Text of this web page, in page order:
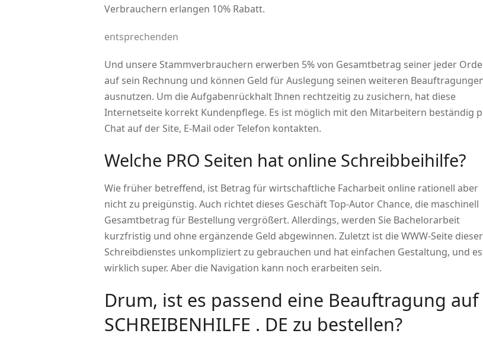
Verbrauchern erlangen 10% Rabatt.
entsprechenden
Und unsere Stammverbrauchern erwerben 5% von Gesamtbetrag seiner jeder
auf sein Rechnung und können Geld für Auslegung seinen weiteren
ausnutzen. Um die Aufgabenrückhalt Ihnen rechtzeitig zu zusichern, hat diese
Internetseite korrekt Kundenpflege. Es ist möglich mit den Mitarbeitern beständig
Chat auf der Site, E-Mail oder Telefon kontakten.
Welche PRO Seiten hat online Schreibbeihilfe?
Wie früher betreffend, ist Betrag für wirtschaftliche Facharbeit online rationell aber
nicht zu preigünstig. Auch richtet dieses Geschäft Top-Autor Chance, die maschinell
Gesamtbetrag für Bestellung vergrößert. Allerdings, werden Sie Bachelorarbeit
kurzfristig und ohne ergänzende Geld abgewinnen. Zuletzt ist die WWW-Seite dieser
Schreibdienstes unkompliziert zu gebrauchen und hat einfachen Gestaltung, und
wirklich super. Aber die Navigation kann noch erarbeiten sein.
Drum, ist es passend eine Beauftragung auf
SCHREIBENHILFE . DE zu bestellen?